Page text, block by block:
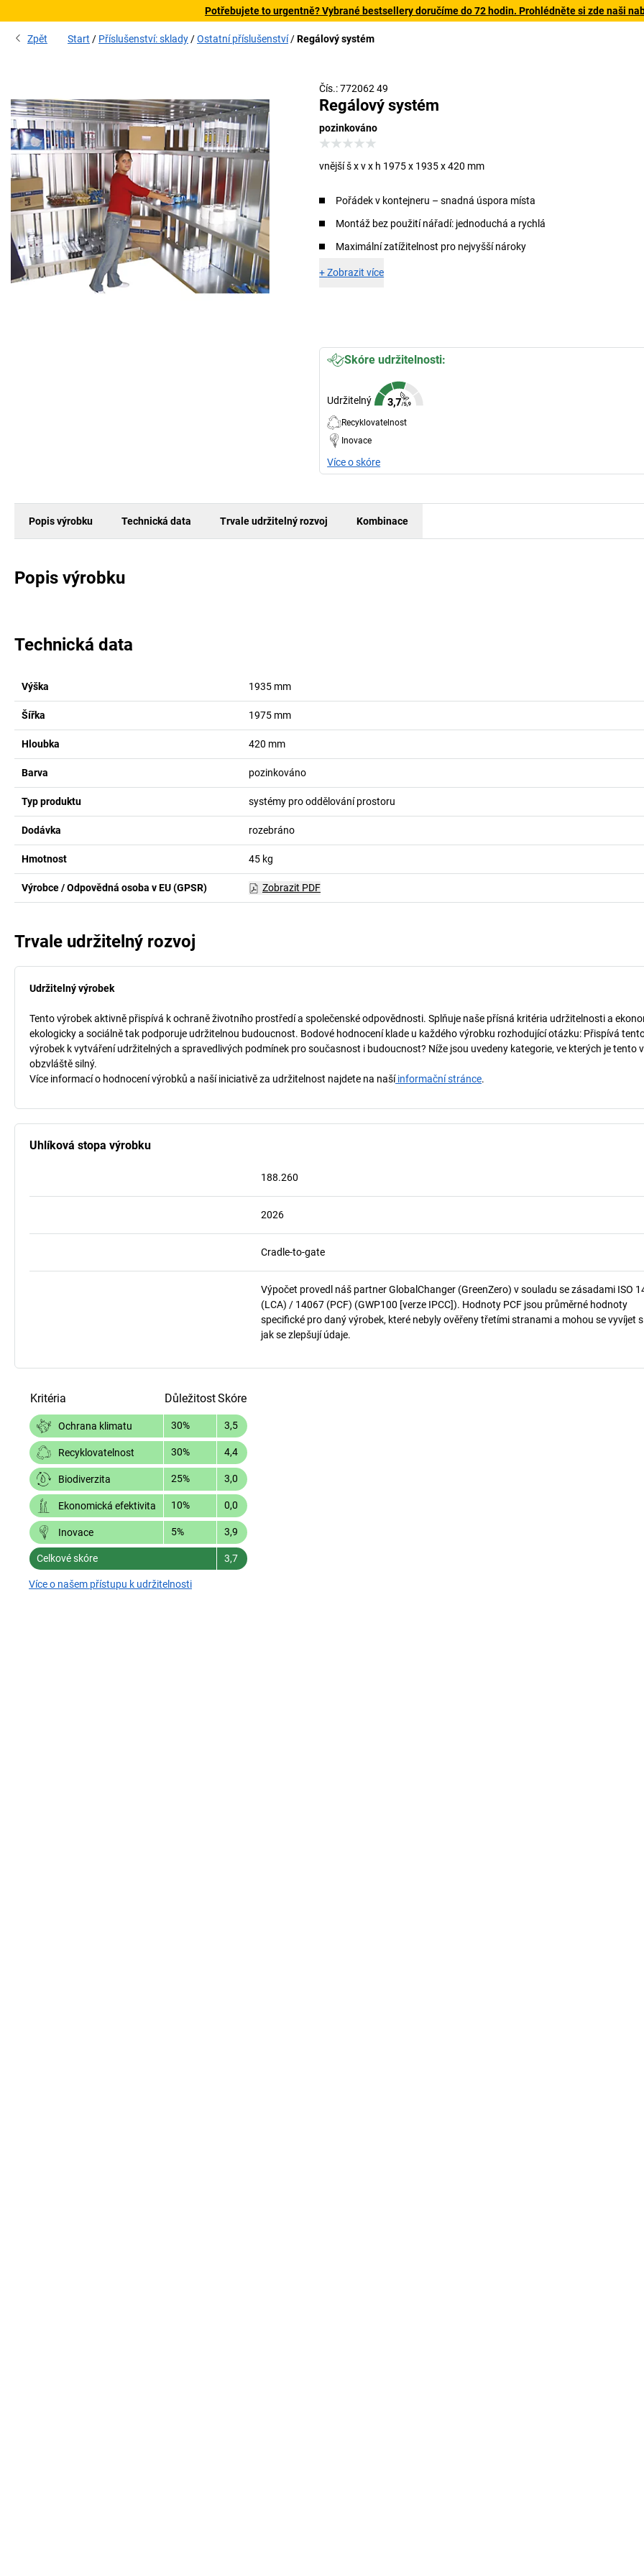
Potřebujete to urgentně? Vybrané bestsellery doručíme do 72 hodin. Prohlédněte si zde naši
Zpět Start Příslušenství: sklady Ostatní příslušenství Regálový systém
Čís.: 772062 49
Regálový systém
pozinkováno
vnější š x v x h 1975 x 1935 x 420 mm
Pořádek v kontejneru – snadná úspora místa
Montáž bez použití nářadí: jednoduchá a rychlá
Maximální zatížitelnost pro nejvyšší nároky
+Zobrazit více
Skóre udržitelnosti:
Udržitelný
Recyklovatelnost
Inovace
Více o skóre
Popis výrobku Technická data Trvale udržitelný rozvoj Kombinace
Popis výrobku
Technická data
Výška 1935 mm
Šířka 1975 mm
Hloubka 420 mm
Barva pozinkováno
Typ produktu systémy pro oddělování prostoru
Dodávka rozebráno
Hmotnost 45 kg
Výrobce / Odpovědná osoba v EU (GPSR) Zobrazit PDF
Trvale udržitelný rozvoj
Udržitelný výrobek
Tento výrobek aktivně přispívá k ochraně životního prostředí a společenské odpovědnosti. Splňuje naše přísná kritéria udržitelnosti a
ekologicky a sociálně tak podporuje udržitelnou budoucnost. Bodové hodnocení klade u každého výrobku rozhodující otázku: Přispívá
výrobek k vytváření udržitelných a spravedlivých podmínek pro současnost i budoucnost? Níže jsou uvedeny kategorie, ve kterých je tento
obzvláště silný.
Více informací o hodnocení výrobků a naší iniciativě za udržitelnost najdete na našíinformační stránce.
Uhlíková stopa výrobku
188.260
2026
Cradle-to-gate
Výpočet provedl náš partner GlobalChanger (GreenZero) v souladu se zásadami ISO
(LCA) / 14067 (PCF) (GWP100 [verze IPCC]). Hodnoty PCF jsou průměrné hodnoty
specifické pro daný výrobek, které nebyly ověřeny třetími stranami a mohou se vyvíjet
jak se zlepšují údaje.
Kritéria DůležitostSkóre
Ochrana klimatu 30% 3,5
Recyklovatelnost 30% 4,4
Biodiverzita 25% 3,0
Ekonomická efektivita 10% 0,0
Inovace 5% 3,9
Celkové skóre 3,7
Více o našem přístupu k udržitelnosti